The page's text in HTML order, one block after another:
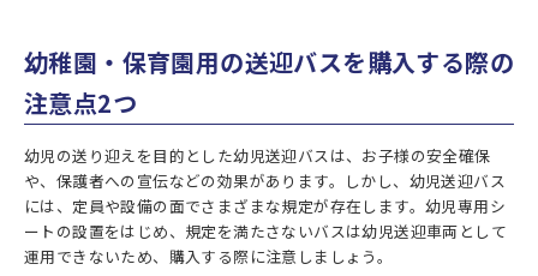
幼稚園・保育園用の送迎バスを購入する際の
注意点2つ
幼児の送り迎えを目的とした幼児送迎バスは、お子様の安全確保
や、保護者への宣伝などの効果があります。しかし、幼児送迎バス
には、定員や設備の面でさまざまな規定が存在します。幼児専用シ
ートの設置をはじめ、規定を満たさないバスは幼児送迎車両として
運用できないため、購入する際に注意しましょう。